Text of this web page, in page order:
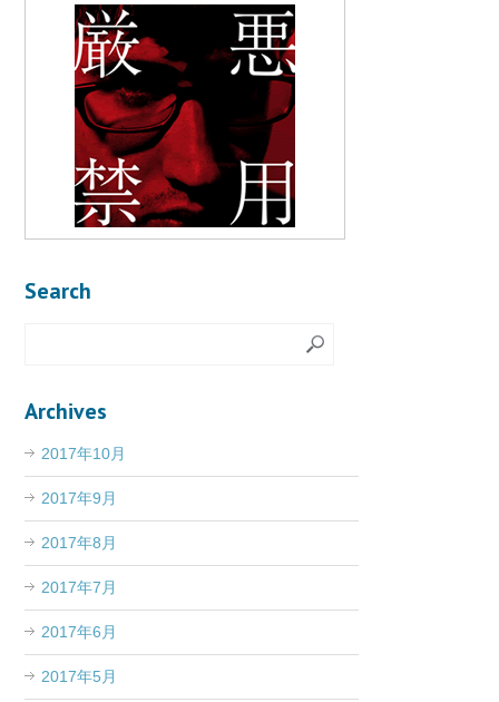
Search
Archives
2017年10月
2017年9月
2017年8月
2017年7月
2017年6月
2017年5月